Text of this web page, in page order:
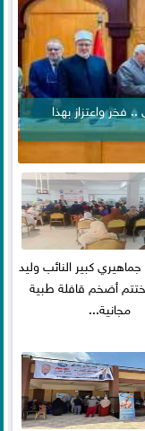
فخر واعتزاز بهذا
كبير النائب وليد
أضخم قافلة طبية
مجانية...